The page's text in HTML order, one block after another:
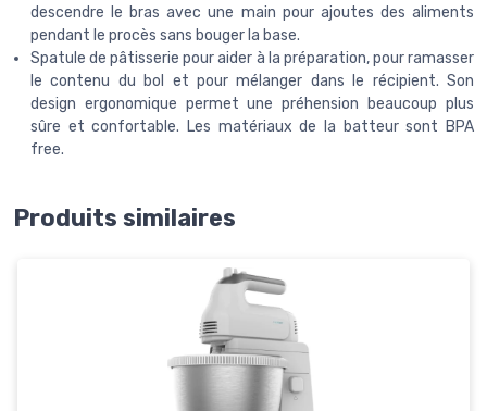
descendre le bras avec une main pour ajoutes des aliments
pendant le procès sans bouger la base.
Spatule de pâtisserie pour aider à la préparation, pour ramasser
le contenu du bol et pour mélanger dans le récipient. Son
design ergonomique permet une préhension beaucoup plus
sûre et confortable. Les matériaux de la batteur sont BPA
free.
Produits similaires